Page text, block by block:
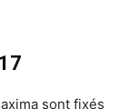
sont fixés